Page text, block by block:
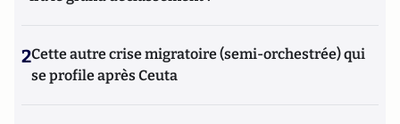
2Cette autre crise migratoire (semi-orchestrée) qui
se profile après Ceuta